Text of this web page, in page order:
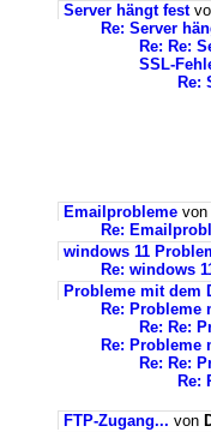
Server hängt fest
Re: Server
Re: Re:
SSL-
Re:
Emailprobleme von
Re:
windows 11
Re: windows
Probleme mit dem
Re: Probleme
Re: Re:
Re: Probleme
Re: Re:
Re:
FTP-Zugang... von